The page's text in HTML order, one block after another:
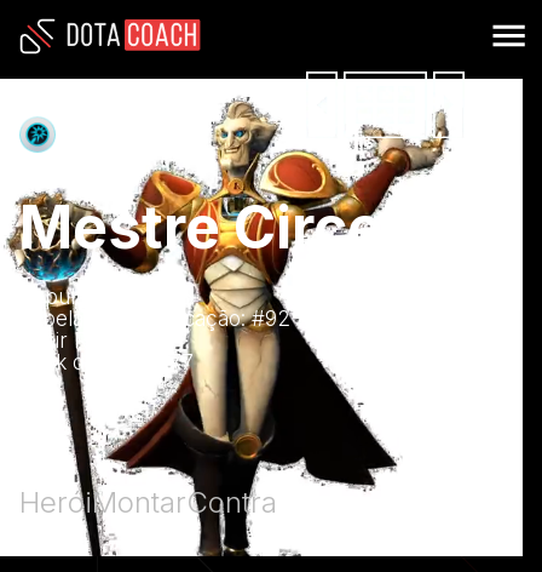
Mestre Circense
Popularidade: #
Tabela de Classificação: #92
Banir Rank: #
Rank de KDA: #77
HeróiMontarContra